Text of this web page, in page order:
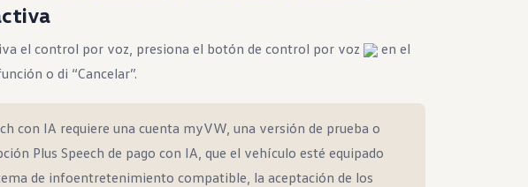
el control por voz, presiona el botón de control por voz
en el
o di “Cancelar”.
con IA requiere una cuenta myVW, una versión de prueba o
Plus Speech de pago con IA, que el vehículo esté equipado
de infoentretenimiento compatible, la aceptación de los